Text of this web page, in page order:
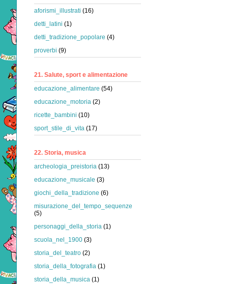
aforismi_illustrati (16)
detti_latini (1)
detti_tradizione_popolare (4)
proverbi (9)
21. Salute, sport e alimentazione
educazione_alimentare (54)
educazione_motoria (2)
ricette_bambini (10)
sport_stile_di_vita (17)
22. Storia, musica
archeologia_preistoria (13)
educazione_musicale (3)
giochi_della_tradizione (6)
misurazione_del_tempo_sequenze
(5)
personaggi_della_storia (1)
scuola_nel_1900 (3)
storia_del_teatro (2)
storia_della_fotografia (1)
storia_della_musica (1)